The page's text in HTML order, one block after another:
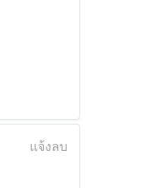
แจ้งลบ